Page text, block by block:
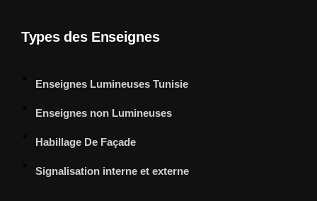
Types des Enseignes
Enseignes Lumineuses Tunisie
Enseignes non Lumineuses
Habillage De Façade
Signalisation interne et externe